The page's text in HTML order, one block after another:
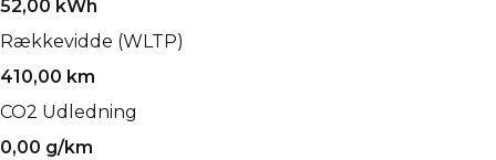
52,00 kWh
Rækkevidde (WLTP)
410,00 km
CO2 Udledning
0,00 g/km